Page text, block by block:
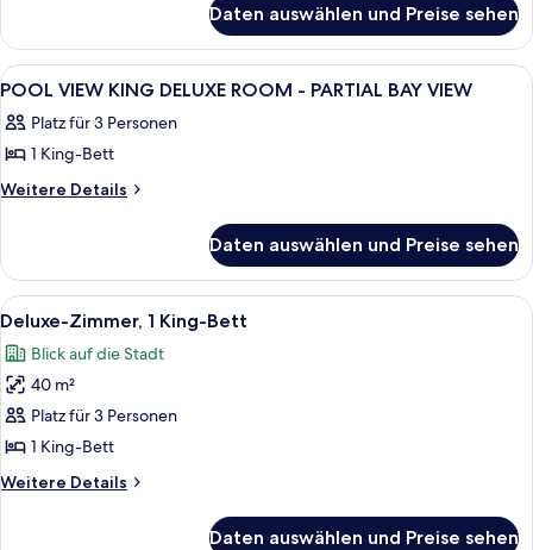
Twin
Room
anzeigen
Bay
View
Deluxe
Room
Daten auswählen und Preise sehen
Alle
Fotos
für
POOL
VIEW
ROOM
PARTIAL
BAY
VIEW
anzeigen
Ein Hotelzimmer mit Bett,
6
POOL VIEW KING DELUXE ROOM - PARTIAL BAY VIEW
Platz für 3 Personen
1 King-Bett
Weitere Details
Weitere
VIEW
KING
DELUXE
-
PARTIAL
VIEW
Daten auswählen und Preise sehen
Alle
Fotos
für
Deluxe-
Zimmer,
1 King-
Bett
anzeigen
Ein modernes Hotelzimmer mit
9
Deluxe-Zimmer, 1 King-Bett
Blick auf die Stadt
40 m²
Platz für 3 Personen
1 King-Bett
Weitere Details
Weitere
Daten auswählen und Preise sehen